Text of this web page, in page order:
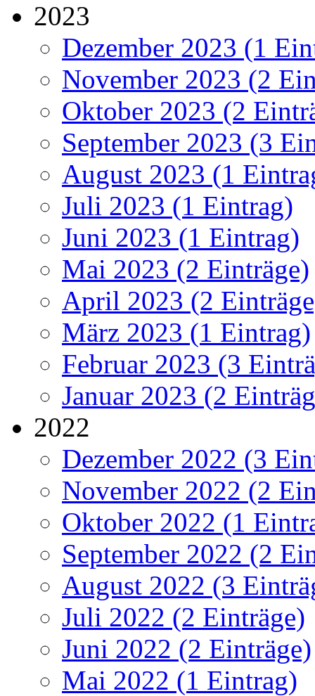
2023
Dezember 2023 (1
November 2023 (2
Oktober 2023 (2
September 2023 (3
August 2023 (1
Juli 2023 (1 Eintrag)
Juni 2023 (1 Eintrag)
Mai 2023 (2 Einträge)
April 2023 (2
März 2023 (1 Eintrag)
Februar 2023 (3
Januar 2023 (2
2022
Dezember 2022 (3
November 2022 (2
Oktober 2022 (1
September 2022 (2
August 2022 (3
Juli 2022 (2 Einträge)
Juni 2022 (2 Einträge)
Mai 2022 (1 Eintrag)